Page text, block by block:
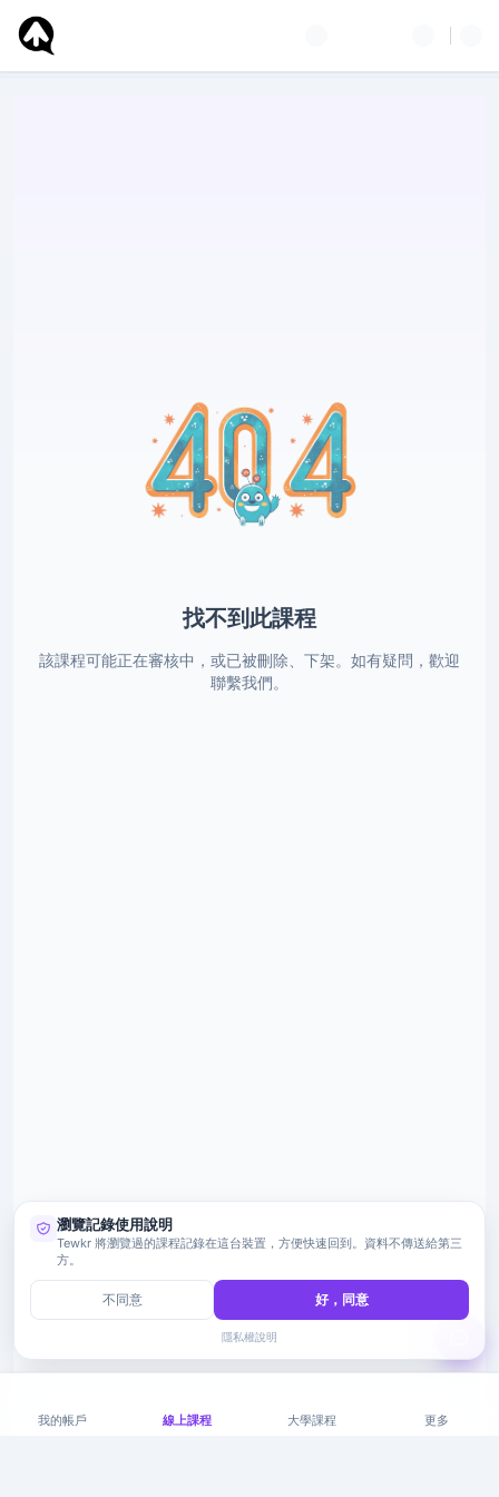
找不到此課程
該課程可能正在審核中，或已被刪除、下架。如有疑問，歡迎
聯繫我們。
我的帳戶 線上課程 大學課程 更多
瀏覽記錄使用說明
Tewkr 將瀏覽過的課程記錄在這台裝置，方便快速回到。資料不傳送給第三
方。
不同意 好，同意
隱私權說明